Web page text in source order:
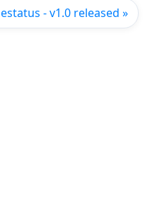
- v1.0 released »